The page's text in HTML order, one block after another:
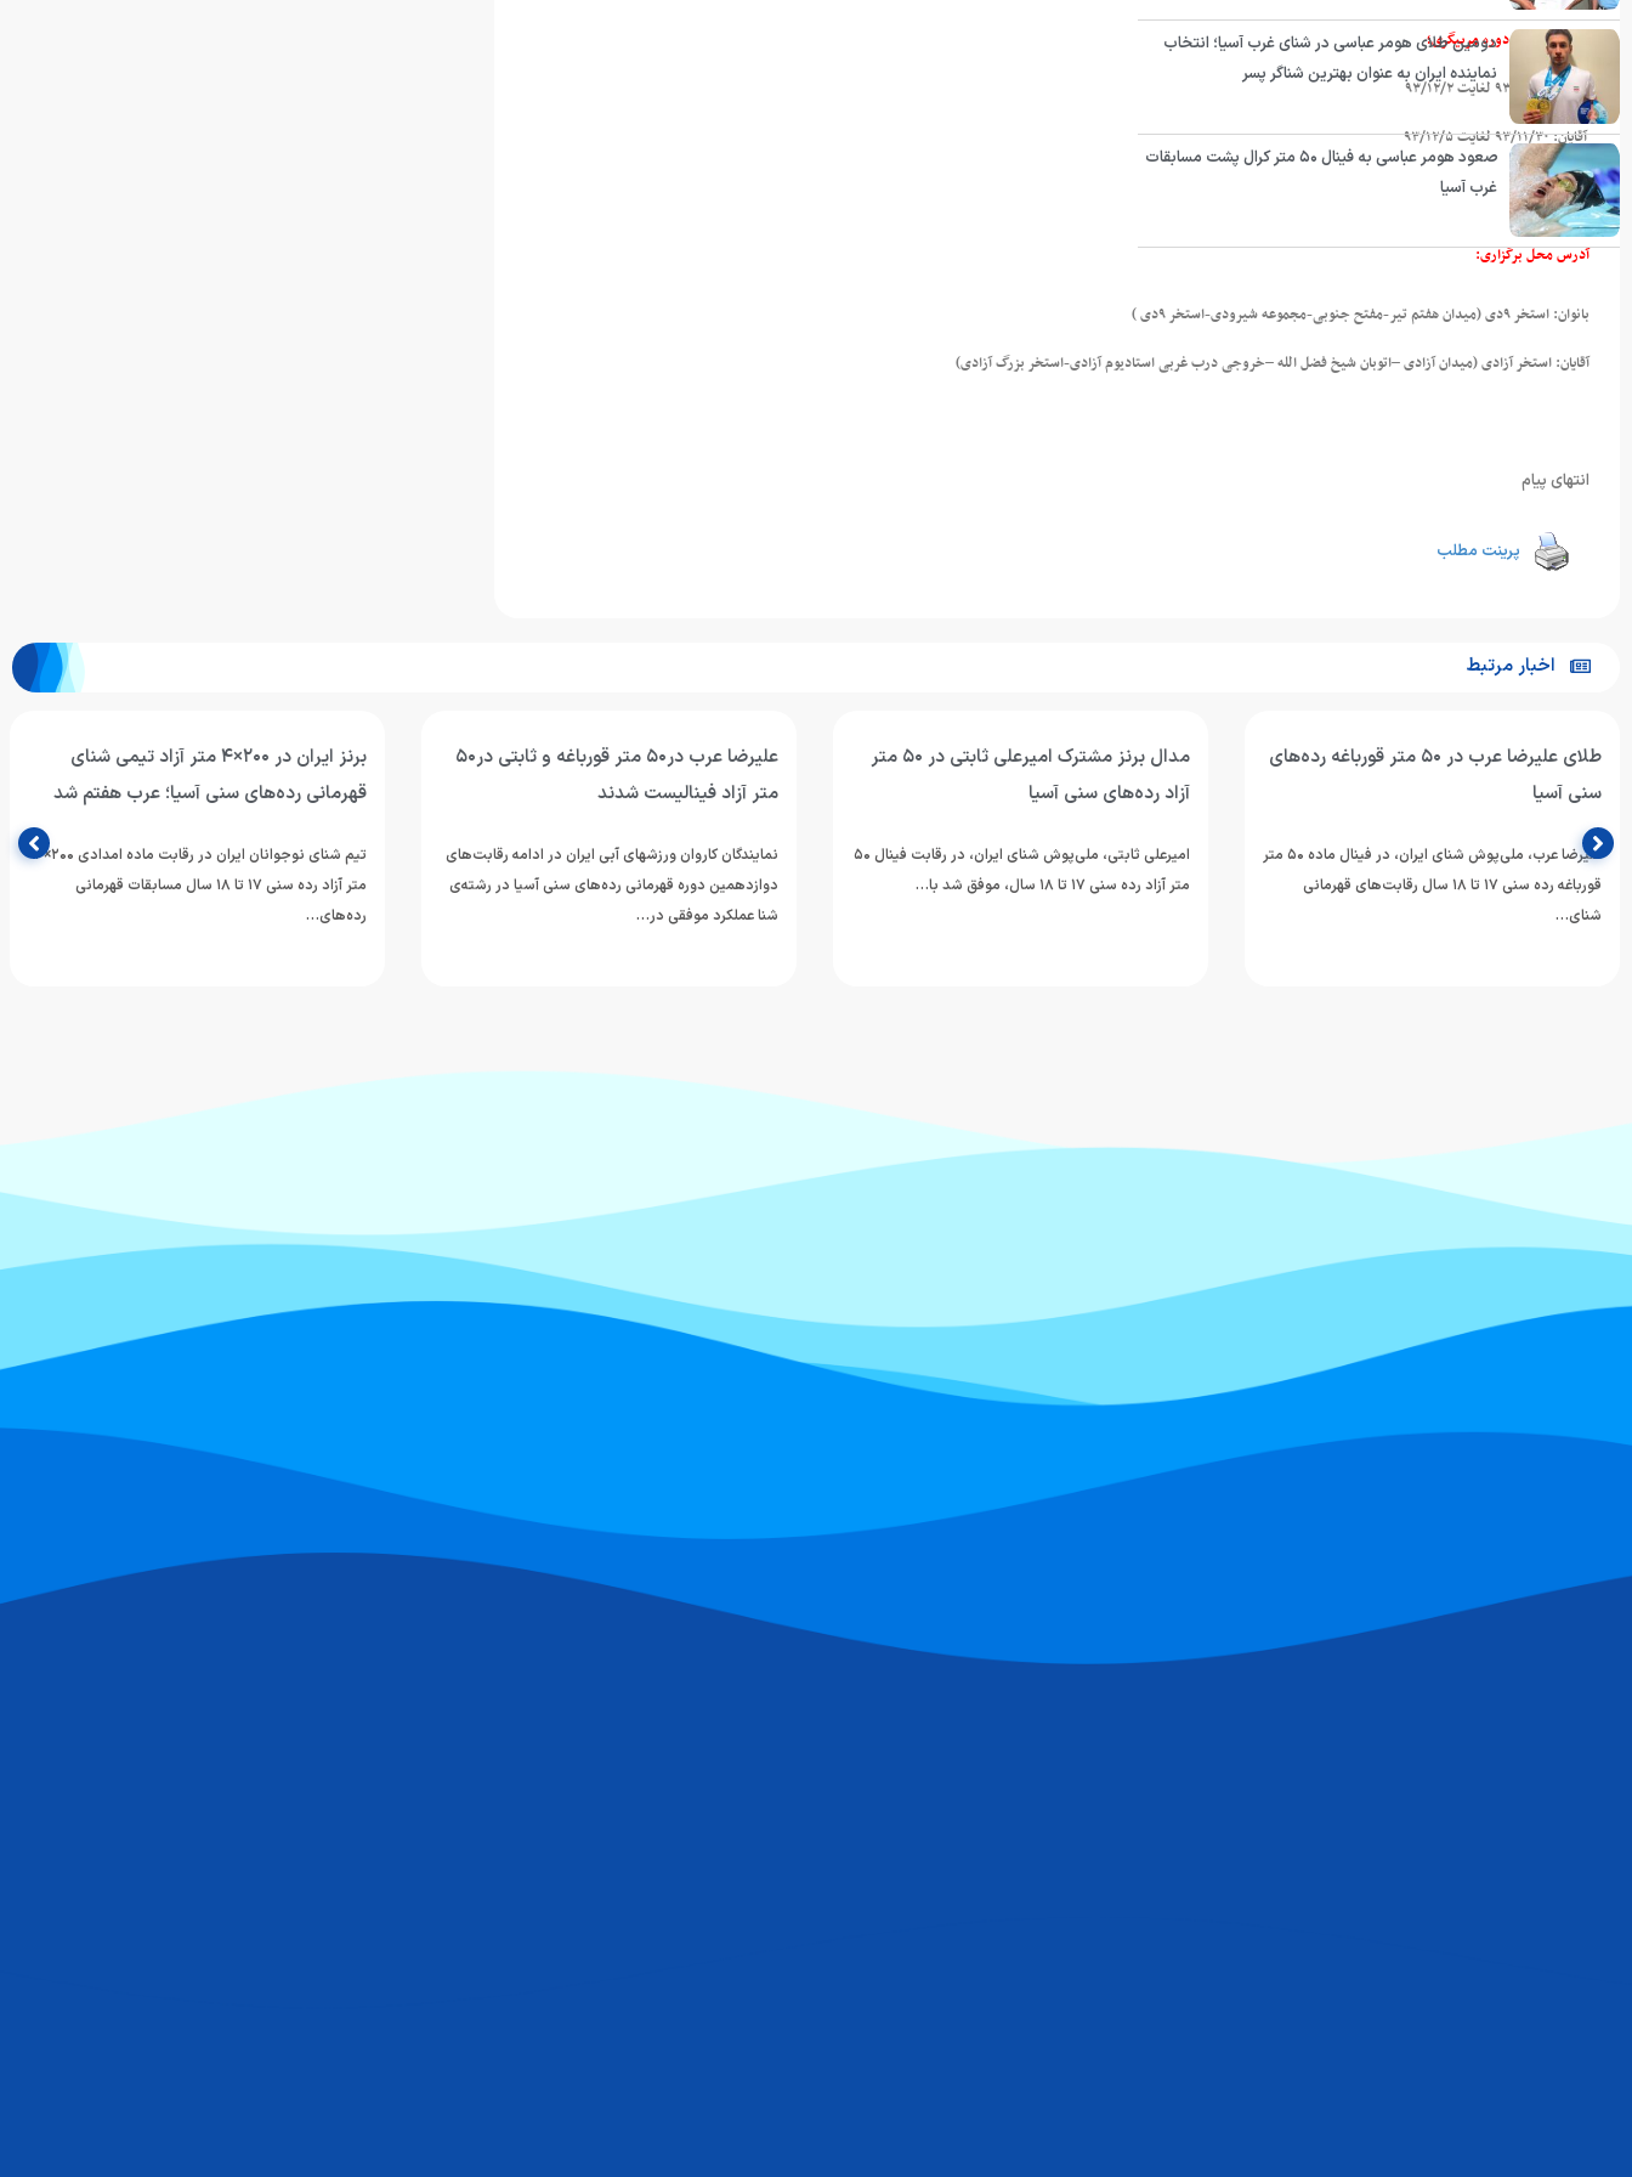
تاریخ برگزاری دوره مربیگری؛
بانوان: ۹۳/۱۱/۲۶ لغایت ۹۳/۱۲/۲
آقایان: ۹۳/۱۱/۳۰ لغایت ۹۳/۱۲/۵
آدرس محل برگزاری:
بانوان: استخر ۹دی (میدان هفتم تیر-مفتح جنوبی-مجموعه شیرودی-استخر ۹دی )
آقایان: استخر آزادی (میدان آزادی –اتوبان شیخ فضل الله –خروجی درب غربی استادیوم آزادی-استخر بزرگ آزادی)
انتهای پیام
پرینت مطلب
دومین طلای هومر عباسی در شنای غرب آسیا؛ انتخاب
نماینده ایران به عنوان بهترین شناگر پسر
صعود هومر عباسی به فینال ۵۰ متر کرال پشت مسابقات
غرب آسیا
اخبار مرتبط
طلای علیرضا عرب در ۵۰ متر قورباغه رده‌های
سنی آسیا
علیرضا عرب، ملی‌پوش شنای ایران، در فینال ماده ۵۰ متر
قورباغه رده سنی ۱۷ تا ۱۸ سال رقابت‌های قهرمانی
شنای…
مدال برنز مشترک امیرعلی ثابتی در ۵۰ متر
آزاد رده‌های سنی آسیا
امیرعلی ثابتی، ملی‌پوش شنای ایران، در رقابت فینال ۵۰
متر آزاد رده سنی ۱۷ تا ۱۸ سال، موفق شد با…
علیرضا عرب در۵۰ متر قورباغه و ثابتی در۵۰
متر آزاد فینالیست شدند
نمایندگان کاروان ورزشهای آبی ایران در ادامه رقابت‌های
دوازدهمین دوره قهرمانی رده‌های سنی آسیا در رشته‌ی
شنا عملکرد موفقی در…
برنز ایران در ۲۰۰×۴ متر آزاد تیمی شنای
قهرمانی رده‌های سنی آسیا؛ عرب هفتم شد
تیم شنای نوجوانان ایران در رقابت ماده امدادی ۲۰۰×۴
متر آزاد رده سنی ۱۷ تا ۱۸ سال مسابقات قهرمانی
رده‌های…